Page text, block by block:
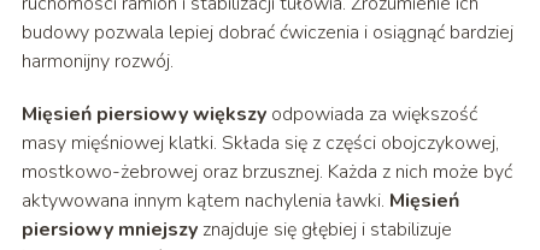
budowy pozwala lepiej dobrać ćwiczenia i osiągnąć bardziej
harmonijny rozwój.
Mięsień piersiowy większyodpowiada za większość
masy mięśniowej klatki. Składa się z części obojczykowej,
mostkowo-żebrowej oraz brzusznej. Każda z nich może być
aktywowana innym kątem nachylenia ławki. Mięsień
piersiowy mniejszyznajduje się głębiej i stabilizuje